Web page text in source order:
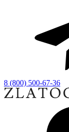
8 (800) 500-67-36